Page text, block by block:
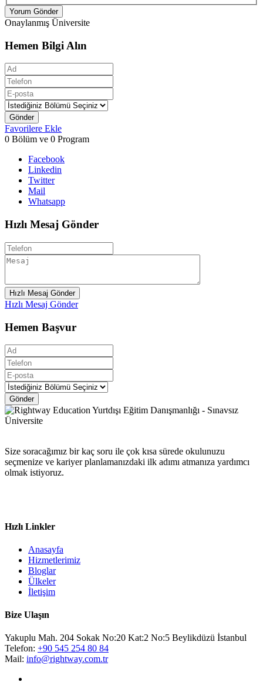
Yorum Gönder
Onaylanmış Üniversite
Hemen Bilgi Alın
Gönder
Favorilere Ekle
0 Bölüm ve 0 Program
Facebook
Linkedin
Twitter
Mail
Whatsapp
Hızlı Mesaj Gönder
Hızlı Mesaj Gönder
Hızlı Mesaj Gönder
Hemen Başvur
Gönder
Size soracağımız bir kaç soru ile çok kısa sürede okulunuzu
seçmenize ve kariyer planlamanızdaki ilk adımı atmanıza yardımcı
olmak istiyoruz.
Hızlı Linkler
Anasayfa
Hizmetlerimiz
Bloglar
Ülkeler
İletişim
Bize Ulaşın
Yakuplu Mah. 204 Sokak No:20 Kat:2 No:5 Beylikdüzü İstanbul
Telefon: +90 545 254 80 84
Mail: info@rightway.com.tr